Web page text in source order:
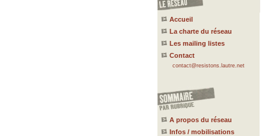
Accueil
La charte du réseau
Les mailing listes
Contact
contact@resistons.lautre.net
A propos du réseau
Infos / mobilisations